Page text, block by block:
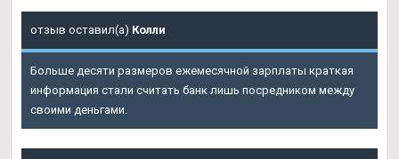
отзыв оставил(а) Колли
Больше десяти размеров ежемесячной зарплаты краткая
информация стали считать банк лишь посредником между
своими деньгами.